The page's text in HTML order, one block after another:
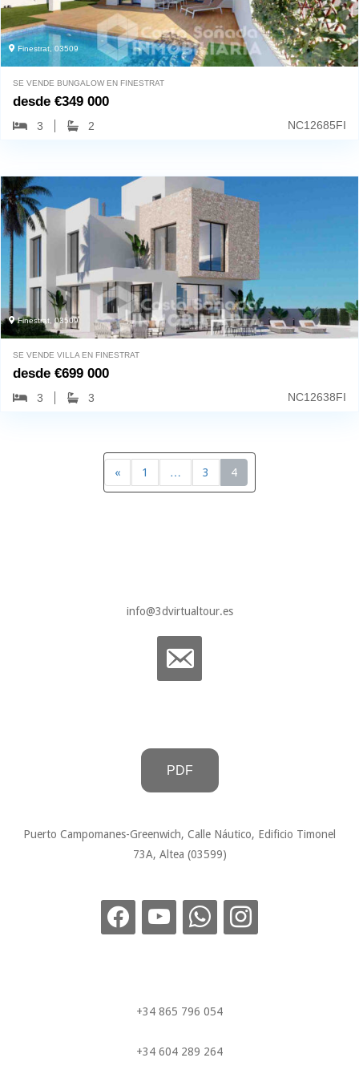
Finestrat, 03509
SE VENDE BUNGALOW EN FINESTRAT
desde €349 000
3 2 NC12685FI
Finestrat, 03509
SE VENDE VILLA EN FINESTRAT
desde €699 000
3 3 NC12638FI
« 1 … 3 4
info@3dvirtualtour.es
PDF
Puerto Campomanes-Greenwich, Calle Náutico, Edificio Timonel
73A, Altea (03599)
+34 865 796 054
+34 604 289 264